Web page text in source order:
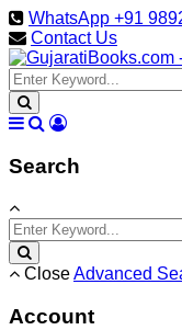
WhatsApp +91
Contact Us
Search
CloseAdvanced
Account